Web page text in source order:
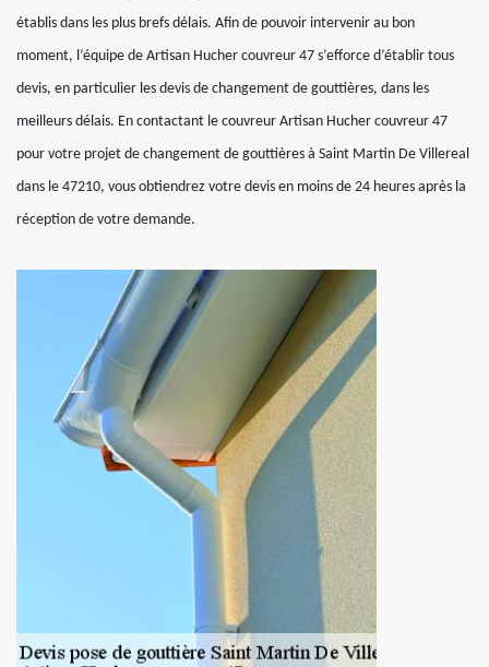
établis dans les plus brefs délais. Afin de pouvoir intervenir au bon
moment, l’équipe de Artisan Hucher couvreur 47 s’efforce d’établir tous
devis, en particulier les devis de changement de gouttières, dans les
meilleurs délais. En contactant le couvreur Artisan Hucher couvreur 47
pour votre projet de changement de gouttières à Saint Martin De Villereal
dans le 47210, vous obtiendrez votre devis en moins de 24 heures après la
réception de votre demande.